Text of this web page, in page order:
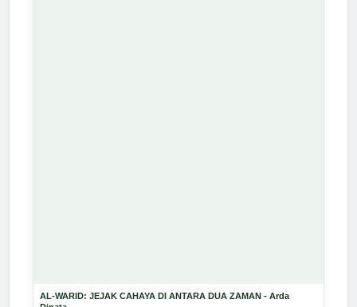
AL-WARID: JEJAK CAHAYA DI ANTARA DUA ZAMAN - Arda